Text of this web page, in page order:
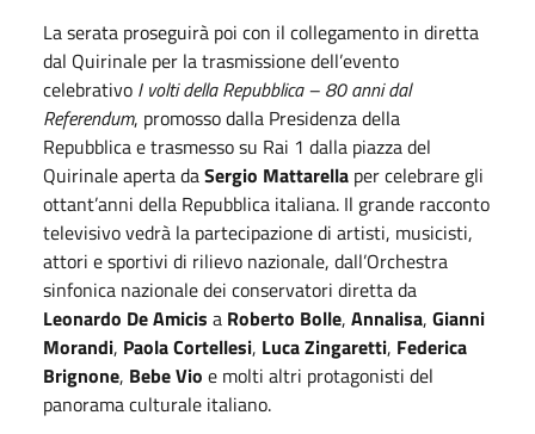
La serata proseguirà poi con il collegamento in diretta
dal Quirinale per la trasmissione dell’evento
celebrativo I volti della Repubblica – 80 anni dal
Referendum, promosso dalla Presidenza della
Repubblica e trasmesso su Rai 1 dalla piazza del
Quirinale aperta daSergio Mattarella per celebrare gli
ottant’anni della Repubblica italiana. Il grande racconto
televisivo vedrà la partecipazione di artisti, musicisti,
attori e sportivi di rilievo nazionale, dall’Orchestra
sinfonica nazionale dei conservatori diretta da
Leonardo De Amicis a Roberto Bolle, Annalisa, Gianni
Morandi, Paola Cortellesi, Luca Zingaretti, Federica
Brignone, Bebe Vio e molti altri protagonisti del
panorama culturale italiano.